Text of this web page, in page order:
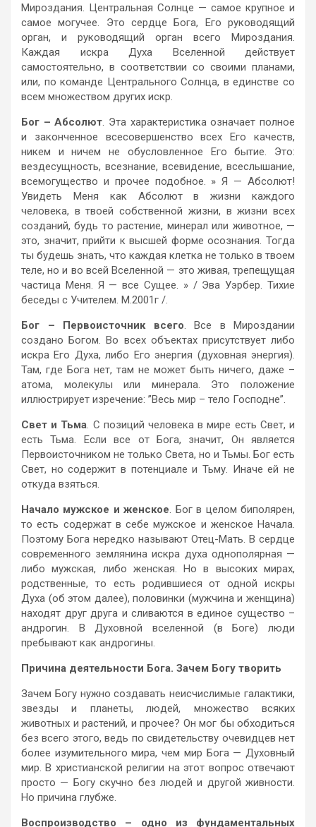
Мироздания. Центральная Солнце — самое крупное и
самое могучее. Это сердце Бога, Его руководящий
орган, и руководящий орган всего Мироздания.
Каждая искра Духа Вселенной действует
самостоятельно, в соответствии со своими планами,
или, по команде Центрального Солнца, в единстве со
всем множеством других искр.
Бог – Абсолют. Эта характеристика означает полное
и законченное всесовершенство всех Его качеств,
никем и ничем не обусловленное Его бытие. Это:
вездесущность, всезнание, всевидение, всеслышание,
всемогущество и прочее подобное. » Я — Абсолют!
Увидеть Меня как Абсолют в жизни каждого
человека, в твоей собственной жизни, в жизни всех
созданий, будь то растение, минерал или животное, —
это, значит, прийти к высшей форме осознания. Тогда
ты будешь знать, что каждая клетка не только в твоем
теле, но и во всей Вселенной — это живая, трепещущая
частица Меня. Я — все Сущее. » / Эва Уэрбер. Тихие
беседы с Учителем. М.2001г /.
Бог – Первоисточник всего. Все в Мироздании
создано Богом. Во всех объектах присутствует либо
искра Его Духа, либо Его энергия (духовная энергия).
Там, где Бога нет, там не может быть ничего, даже –
атома, молекулы или минерала. Это положение
иллюстрирует изречение: ”Весь мир – тело Господне”.
Свет и Тьма. С позиций человека в мире есть Свет, и
есть Тьма. Если все от Бога, значит, Он является
Первоисточником не только Света, но и Тьмы. Бог есть
Свет, но содержит в потенциале и Тьму. Иначе ей не
откуда взяться.
Начало мужское и женское. Бог в целом биполярен,
то есть содержат в себе мужское и женское Начала.
Поэтому Бога нередко называют Отец-Мать. В сердце
современного землянина искра духа однополярная —
либо мужская, либо женская. Но в высоких мирах,
родственные, то есть родившиеся от одной искры
Духа (об этом далее), половинки (мужчина и женщина)
находят друг друга и сливаются в единое существо –
андрогин. В Духовной вселенной (в Боге) люди
пребывают как андрогины.
Причина деятельности Бога. Зачем Богу творить
Зачем Богу нужно создавать неисчислимые галактики,
звезды и планеты, людей, множество всяких
животных и растений, и прочее? Он мог бы обходиться
без всего этого, ведь по свидетельству очевидцев нет
более изумительного мира, чем мир Бога — Духовный
мир. В христианской религии на этот вопрос отвечают
просто — Богу скучно без людей и другой живности.
Но причина глубже.
Воспроизводство – одно из фундаментальных